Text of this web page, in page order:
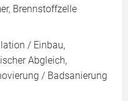
Brennstoffzelle
/ Einbau,
Abgleich,
/ Badsanierung